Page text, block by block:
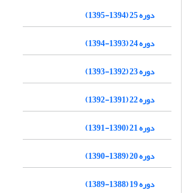
دوره 25 (1394-1395)
دوره 24 (1393-1394)
دوره 23 (1392-1393)
دوره 22 (1391-1392)
دوره 21 (1390-1391)
دوره 20 (1389-1390)
دوره 19 (1388-1389)